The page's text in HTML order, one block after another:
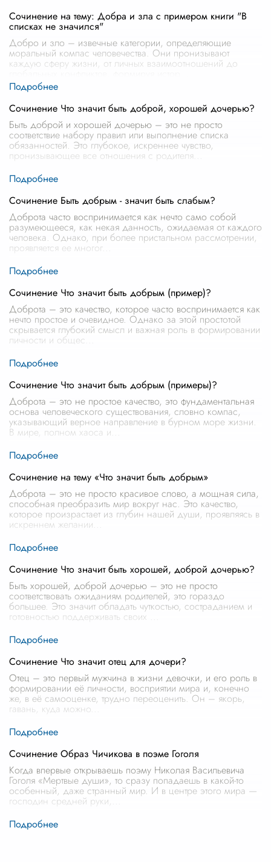
Сочинение на тему: Добра и зла с примером книги "В
списках не значился"
Добро и зло – извечные категории, определяющие
моральный компас человечества. Они пронизывают
каждую сферу жизни, от личных взаимоотношений до
Сочинение Что значит быть доброй, хорошей дочерью?
Быть доброй и хорошей дочерью – это не просто
соответствие набору правил или выполнение списка
обязанностей. Это глубокое, искреннее чувство,
пронизывающее все отношения с родителя
Сочинение Быть добрым - значит быть слабым?
Доброта часто воспринимается как нечто само собой
разумеющееся, как некая данность, ожидаемая от каждого
человека. Однако, при более пристальном рассмотрении,
проявляется ее многог
Сочинение Что значит быть добрым (пример)?
Доброта – это качество, которое часто воспринимается как
нечто простое и очевидное. Однако за этой простотой
скрывается глубокий смысл и важная роль в формировании
личности и общес
Сочинение Что значит быть добрым (примеры)?
Доброта – это не простое качество, это фундаментальная
основа человеческого существования, словно компас,
указывающий верное направление в бурном море жизни.
В мире, полном хаоса и
Сочинение на тему «Что значит быть добрым»
Доброта – это не просто красивое слово, а мощная сила,
способная преобразить мир вокруг нас. Это качество,
которое произрастает из глубин нашей души, проявляясь в
искреннем желании
Сочинение Что значит быть хорошей, доброй дочерью?
Быть хорошей, доброй дочерью – это не просто
соответствовать ожиданиям родителей, это гораздо
большее. Это значит обладать чуткостью, состраданием и
готовностью поддерживать своих
Сочинение Что значит отец для дочери?
Отец – это первый мужчина в жизни девочки, и его роль в
формировании её личности, восприятии мира и, конечно
же, в её самооценке, трудно переоценить. Он – якорь,
гавань, куда можно
Сочинение Образ Чичикова в поэме Гоголя
Когда впервые открываешь поэму Николая Васильевича
Гоголя «Мертвые души», то сразу попадаешь в какой-то
особенный, даже странный мир. И в центре этого мира —
господин средней руки,